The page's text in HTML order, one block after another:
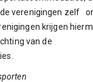
verenigingen zelf
krijgen
van de